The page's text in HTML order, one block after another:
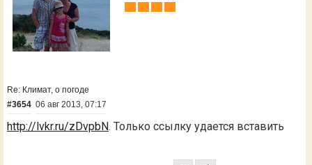
Re: Климат, о погоде
#3654 06 авг 2013, 07:17
http://lvkr.ru/zDvpbN. Только ссылку удается вставить